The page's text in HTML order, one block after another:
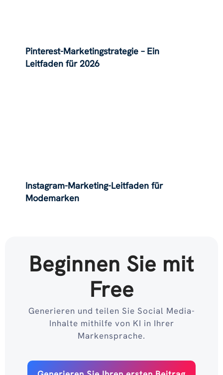
Pinterest-Marketingstrategie – Ein
Leitfaden für 2026
Instagram-Marketing-Leitfaden für
Modemarken
Beginnen Sie mit
Free
Generieren und teilen Sie Social Media-
Inhalte mithilfe von KI in Ihrer
Markensprache.